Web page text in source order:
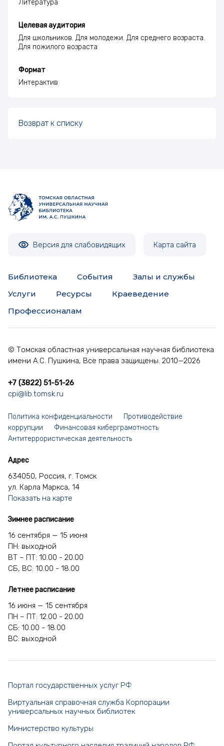
Литература
Целевая аудитория
Для школьников. Для молодежи. Для среднего возраста.
Для пожилого возраста
Формат
Интерактив
Возврат к списку
Версия для слабовидящих Карта сайта
Библиотека События
Залы и службы
Услуги
Ресурсы
Краеведение
Профессионалам
© Томская областная универсальная научная библиотека
имени А.С. Пушкина, Все права защищены. 2010—2026
+7 (3822) 51-51-26
cpi@lib.tomsk.ru
Политика конфиденциальности
Противодействие
коррупции
Финансовая киберграмотность
Антитеррористическая деятельность
Адрес
634050, Россия, г. Томск
ул. Карла Маркса, 14
Показать на карте
Зимнее расписание
16 сентября — 15 июня
ПН: выходной
ВТ – ПТ: 10.00 - 20.00
СБ, ВС: 10.00 - 18.00
Летнее расписание
16 июня — 15 сентября
ПН – ПТ: 12.00 - 20.00
СБ: 10.00 - 18.00
ВС: выходной
Портал государственных услуг РФ
Виртуальная справочная служба Корпорации
универсальных научных библиотек
Министерство культуры